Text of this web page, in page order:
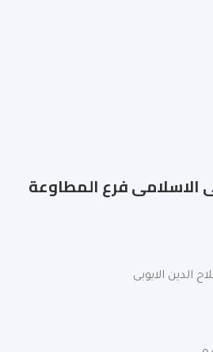
الاسلامى فرع المطاوعة
الدين الايوبى